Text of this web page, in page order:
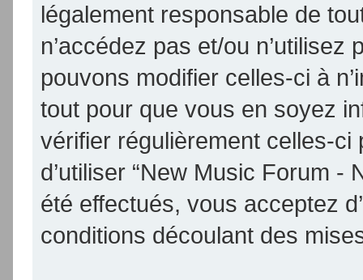
légalement responsable de
n’accédez pas et/ou
pouvons modifier celles-ci à
tout pour que vous en soyez
vérifier régulièrement celles-
d’utiliser “New Music Forum -
été effectués, vous acceptez
conditions découlant des